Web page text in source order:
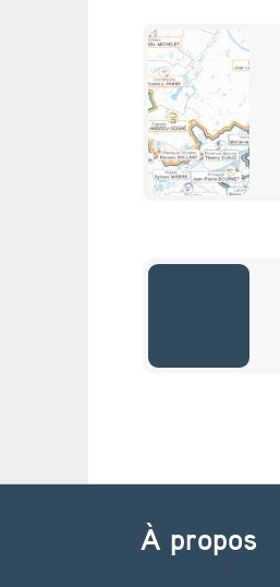
a
m
é
n
g
m
n
t
d
Navigation de l’article
À propos